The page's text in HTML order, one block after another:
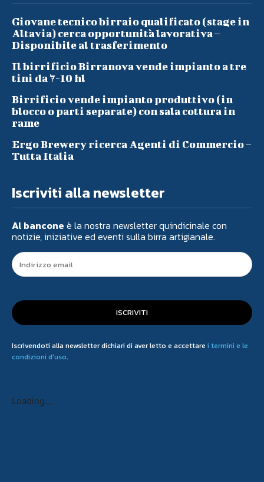
Giovane tecnico birraio qualificato (stage in
Altavia) cerca opportunità lavorativa –
Disponibile al trasferimento
Il birrificio Birranova vende impianto a tre
tini da 7-10 hl
Birrificio vende impianto produttivo (in
blocco o parti separate) con sala cottura in
rame
Ergo Brewery ricerca Agenti di Commercio –
Tutta Italia
Iscriviti alla newsletter
Al bancone è la nostra newsletter quindicinale con
notizie, iniziative ed eventi sulla birra artigianale.
ISCRIVITI
Iscrivendoti alla newsletter dichiari di aver letto e accettare i termini e le
condizioni d'uso.
Loading...